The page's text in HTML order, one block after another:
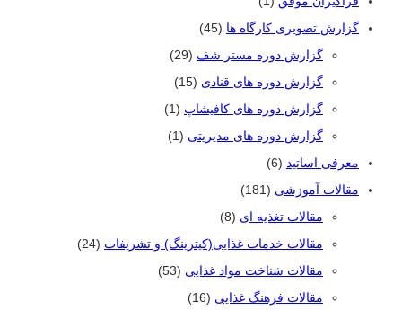
گزارش تصویری کارگاه ها (45)
گزارش دوره مستر شف (29)
گزارش دوره های قنادی (15)
گزارش دوره های کافیشاپ (1)
گزارش دوره های مدیریتی (1)
معرفی اساتید (6)
مقالات آموزشی (181)
مقالات تغذیه ای (8)
مقالات خدمات غذایی(کیترینگ) و تشریفات (24)
مقالات شناخت مواد غذایی (53)
مقالات فرهنگ غذایی (16)